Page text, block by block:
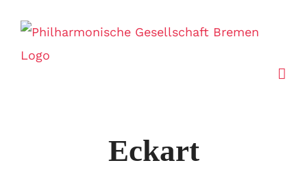
Inhalt
springen
Eckart